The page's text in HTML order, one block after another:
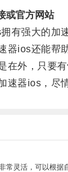
或官方网站
强大的加速
ios还能帮助
外，只要有
器ios，尽情
常灵活，可以根据